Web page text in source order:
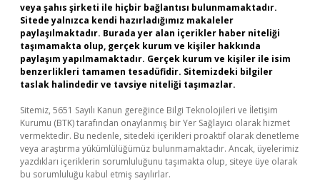
veya şahıs şirketi ile hiçbir bağlantısı bulunmamaktadır.
Sitede yalnızca kendi hazırladığımız makaleler
paylaşılmaktadır. Burada yer alan içerikler haber niteliği
taşımamakta olup, gerçek kurum ve kişiler hakkında
paylaşım yapılmamaktadır. Gerçek kurum ve kişiler ile isim
benzerlikleri tamamen tesadüfidir. Sitemizdeki bilgiler
taslak halindedir ve tavsiye niteliği taşımazlar.
Sitemiz, 5651 Sayılı Kanun gereğince Bilgi Teknolojileri ve İletişim
Kurumu (BTK) tarafından onaylanmış bir Yer Sağlayıcı olarak hizmet
vermektedir. Bu nedenle, sitedeki içerikleri proaktif olarak denetleme
veya araştırma yükümlülüğümüz bulunmamaktadır. Ancak, üyelerimiz
yazdıkları içeriklerin sorumluluğunu taşımakta olup, siteye üye olarak
bu sorumluluğu kabul etmiş sayılırlar.